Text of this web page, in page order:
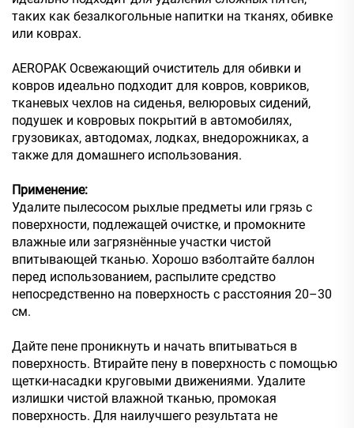
таких как безалкогольные напитки на тканях, обивке
или коврах.
AEROPAK Освежающий очиститель для обивки и
ковров идеально подходит для ковров, ковриков,
тканевых чехлов на сиденья, велюровых сидений,
подушек и ковровых покрытий в автомобилях,
грузовиках, автодомах, лодках, внедорожниках, а
также для домашнего использования.
Применение:
Удалите пылесосом рыхлые предметы или грязь с
поверхности, подлежащей очистке, и промокните
влажные или загрязнённые участки чистой
впитывающей тканью. Хорошо взболтайте баллон
перед использованием, распылите средство
непосредственно на поверхность с расстояния 20–30
см.
Дайте пене проникнуть и начать впитываться в
поверхность. Втирайте пену в поверхность с помощью
щетки-насадки круговыми движениями. Удалите
излишки чистой влажной тканью, промокая
поверхность. Для наилучшего результата не